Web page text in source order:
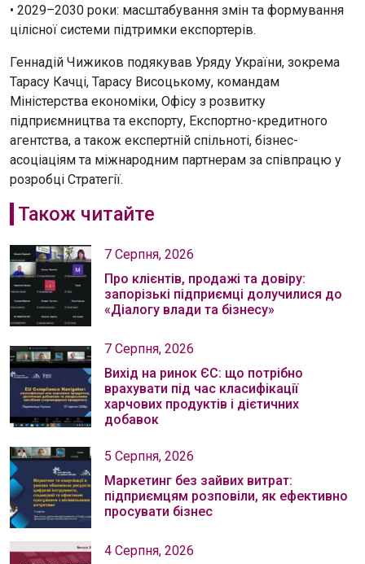
• 2029–2030 роки: масштабування змін та формування
цілісної системи підтримки експортерів.
Геннадій Чижиков подякував Уряду України, зокрема
Тарасу Качці, Тарасу Висоцькому, командам
Міністерства економіки, Офісу з розвитку
підприємництва та експорту, Експортно-кредитного
агентства, а також експертній спільноті, бізнес-
асоціаціям та міжнародним партнерам за співпрацю у
розробці Стратегії.
Також читайте
7 Серпня, 2026
Про клієнтів, продажі та довіру:
запорізькі підприємці долучилися до
«Діалогу влади та бізнесу»
7 Серпня, 2026
Вихід на ринок ЄС: що потрібно
врахувати під час класифікації
харчових продуктів і дієтичних
добавок
5 Серпня, 2026
Маркетинг без зайвих витрат:
підприємцям розповіли, як ефективно
просувати бізнес
4 Серпня, 2026